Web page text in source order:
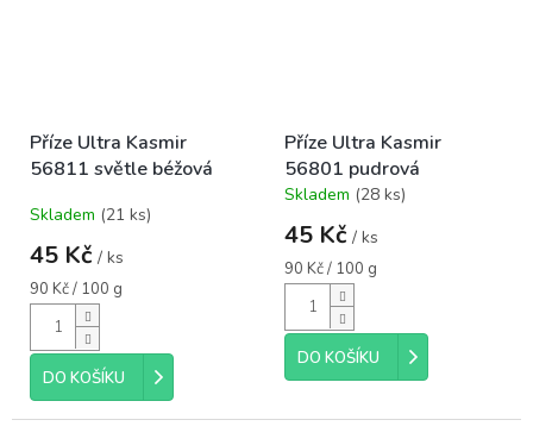
Příze Ultra Kasmir
56811 světle béžová
Skladem (21 ks)
45 Kč / ks
Měrná
cena:
90 Kč / 100 g
DO KOŠÍKU
Příze Ultra Kasmir
56801 pudrová
Průměrné
hodnocení
produktu
je
5,0
5
hvězdiček.
Skladem (28 ks)
45 Kč / ks
Měrná
cena:
90 Kč / 100 g
DO KOŠÍKU